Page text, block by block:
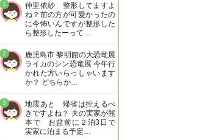
仲里依紗 整形してますよ
ね？前の方が可愛かったの
に今怖いんですが整形した
ら整形したーって…
1
鹿児島市 黎明館の大恐竜展
ライカのシン恐竜展 今年行
かれた方いらっしゃいます
か？ どちらか…
2
地震あと 帰省は控えるべ
きですよね？ 夫の実家が熊
本で お盆前に２泊3日で
実家に泊まる予定…
3